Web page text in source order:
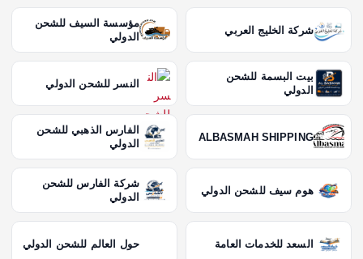
شركة الخليج العربي
مؤسسة السيف للشحن
الدولي
بيت البسمة للشحن
الدولي
النسر للشحن الدولي
ALBASMAH SHIPPING
الفارس الذهبي للشحن
الدولي
هوم سيف للشحن الدولي
شركة الفارس للشحن
الدولي
السعد للخدمات العامة حول العالم للشحن الدولي